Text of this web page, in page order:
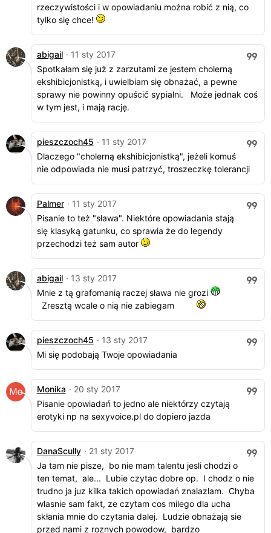
rzeczywistości i w opowiadaniu można robić z nią, co
tylko się chce!
abigail · 11 sty 2017
Spotkałam się już z zarzutami ze jestem cholerną
ekshibicjonistką, i uwielbiam się obnażać, a pewne
sprawy nie powinny opuścić sypialni. Może jednak coś
w tym jest, i mają rację.
pieszczoch45 · 11 sty 2017
Dlaczego "cholerną ekshibicjonistką", jeżeli komuś
nie odpowiada nie musi patrzyć, troszeczkę tolerancji
Palmer · 11 sty 2017
Pisanie to też "sława". Niektóre opowiadania stają
się klasyką gatunku, co sprawia że do legendy
przechodzi też sam autor
abigail · 13 sty 2017
Mnie z tą grafomanią raczej sława nie grozi
Zresztą wcale o nią nie zabiegam
pieszczoch45 · 13 sty 2017
Mi się podobają Twoje opowiadania
Monika · 20 sty 2017
Pisanie opowiadań to jedno ale niektórzy czytają
erotyki np na sexyvoice.pl do dopiero jazda
DanaScully · 21 sty 2017
Ja tam nie pisze, bo nie mam talentu jesli chodzi o
ten temat, ale... Lubie czytac dobre op. I chodz o nie
trudno ja juz kilka takich opowiadań znalazlam. Chyba
wlasnie sam fakt, ze czytam cos milego dla ucha
skłania mnie do czytania dalej. Ludzie obnażają sie
przed nami z roznych powodow, bardzo